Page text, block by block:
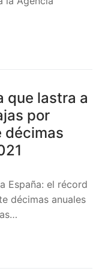
que lastra a
por
décimas
España: el récord
décimas anuales